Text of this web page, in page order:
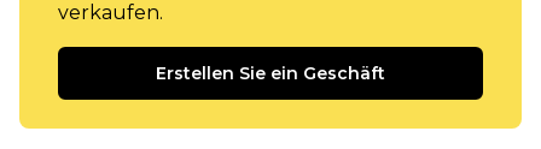
verkaufen.
Erstellen Sie ein Geschäft